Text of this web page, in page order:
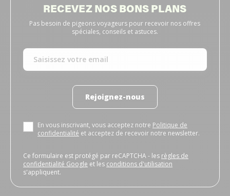
RECEVEZ NOS BONS PLANS
Pas besoin de pigeons voyageurs pour recevoir nos offres
spéciales, conseils et astuces.
Rejoignez-nous
En vous inscrivant, vous acceptez notre Politique de
confidentialité et acceptez de recevoir notre newsletter.
Ce formulaire est protégé par reCAPTCHA - les règles de
confidentialité Google et les conditions d'utilisation
s'appliquent.